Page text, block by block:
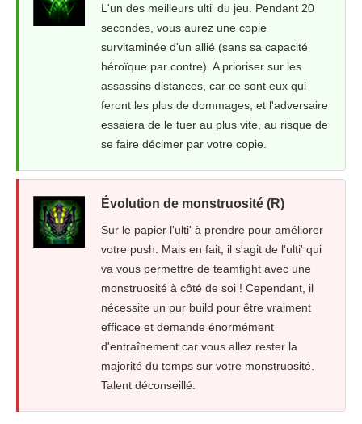
L'un des meilleurs ulti' du jeu. Pendant 20
secondes, vous aurez une copie
survitaminée d'un allié (sans sa capacité
héroïque par contre). A prioriser sur les
assassins distances, car ce sont eux qui
feront les plus de dommages, et l'adversaire
essaiera de le tuer au plus vite, au risque de
se faire décimer par votre copie.
Évolution de monstruosité (R)
Sur le papier l'ulti' à prendre pour améliorer
votre push. Mais en fait, il s'agit de l'ulti' qui
va vous permettre de teamfight avec une
monstruosité à côté de soi ! Cependant, il
nécessite un pur build pour être vraiment
efficace et demande énormément
d'entraînement car vous allez rester la
majorité du temps sur votre monstruosité.
Talent déconseillé.